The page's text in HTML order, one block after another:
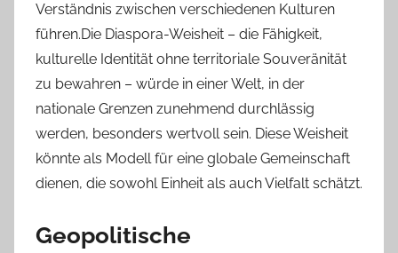
Verständnis zwischen verschiedenen Kulturen
führen.Die Diaspora-Weisheit – die Fähigkeit,
kulturelle Identität ohne territoriale Souveränität
zu bewahren – würde in einer Welt, in der
nationale Grenzen zunehmend durchlässig
werden, besonders wertvoll sein. Diese Weisheit
könnte als Modell für eine globale Gemeinschaft
dienen, die sowohl Einheit als auch Vielfalt schätzt.
Geopolitische